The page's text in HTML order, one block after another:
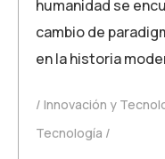
humanidad se
cambio de
en la historia
Innovación y
Tecnología